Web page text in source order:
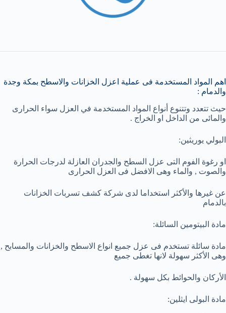
اهم المواد المستخدمة فى عملية اعزل الخزانات والاسطح بمكة وجدة
والدمام :
حيث تتعدد وتتنوع أنواع المواد المستخدمة في العزل سواء الحرارى
والمائى من الداخل او الخراج .
البولي يوريثين:
او رغوة الفوم التى عزل السطح والجدران العازلة لدرجات الحرارة
والصوت , والماء وهى الافضل فى العزل الحرارى
عن غيرها والأكثر استخداما لدى شركة كشف تسربات الخزانات
بالدمام
مادة البيتومين السائلة:
مادة سائلة تستخدم فى عزل جميع انواع الاسطح والخزانات والمسابح ,
وهى الأكثر سهولة لانها تغطى جميع
الأركان والحوائط بكل سهولة .
مادة البولى ايثلين: